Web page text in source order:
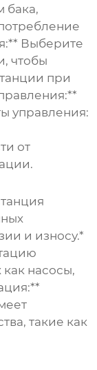
бака,
Выберите
чтобы
при
управления:
от
и износу.*
насосы,
такие как